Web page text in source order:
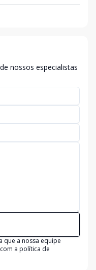
nossos especialistas
que a nossa equipe
a política de